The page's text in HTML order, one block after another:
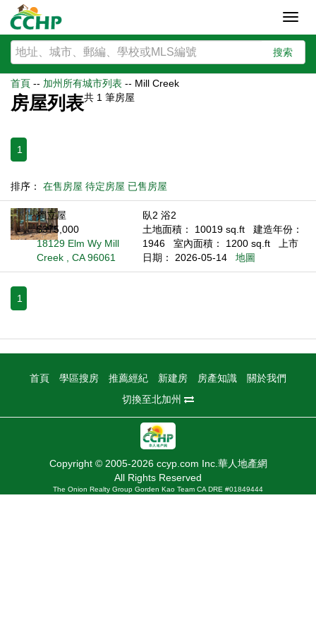
搜索
首頁 -- 加州所有城市列表 -- Mill Creek
房屋列表共 1 筆房屋
1
排序： 在售房屋 待定房屋 已售房屋
獨立屋
$375,000
18129 Elm Wy Mill
Creek , CA 96061
臥2 浴2
土地面積： 10019 sq.ft
建造年份：
1946
室內面積： 1200 sq.ft
上市
日期： 2026-05-14
地圖
1
首頁 學區搜房 推薦經紀 新建房 房產知識
關於我們
切換至北加州
Copyright © 2005-2026 ccyp.com Inc.華人地產網
All Rights Reserved
The Onion Realty Group Gorden Kao Team CA DRE #01849444